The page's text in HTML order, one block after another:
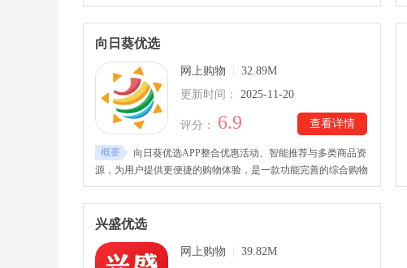
品、服装配饰、美食保健等，可以满足用户多方面的需求。缤购
商城手机版提供的商品价格实惠，且还会推出各种购物福利，像
是限时抢购、零元秒杀等，帮助用户以更优惠的价格享受购物体
向日葵优选
网上购物
32.89M
更新时间：
2025-11-20
查看详情
评分： 6.9
概要
向日葵优选APP整合优惠活动、智能推荐与多类商品资
源，为用户提供更便捷的购物体验，是一款功能完善的综合购物
平台。
兴盛优选
网上购物
39.82M